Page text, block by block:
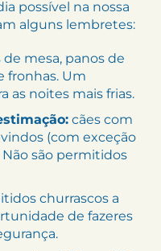
possível na nossa
alguns lembretes:
de mesa, panos de
fronhas. Um
as noites mais frias.
cães com
(com exceção
são permitidos
churrascos a
de fazeres